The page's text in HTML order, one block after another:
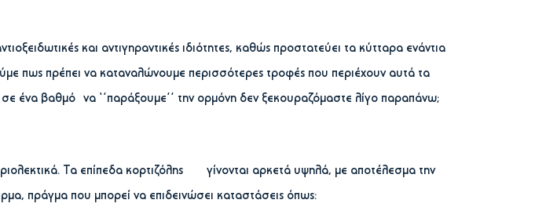
και αντιγηραντικές ιδιότητες, καθώς προστατεύει τα κύτταρα ενάντια
πως πρέπει να καταναλώνουμε περισσότερες τροφές που περιέχουν αυτά τα
σε ένα βαθμό να ‘’παράξουμε’’ την ορμόνη δεν ξεκουραζόμαστε λίγο παραπάνω;
Τα επίπεδα κορτιζόλης γίνονται αρκετά υψηλά, με αποτέλεσμα την
πράγμα που μπορεί να επιδεινώσει καταστάσεις όπως: